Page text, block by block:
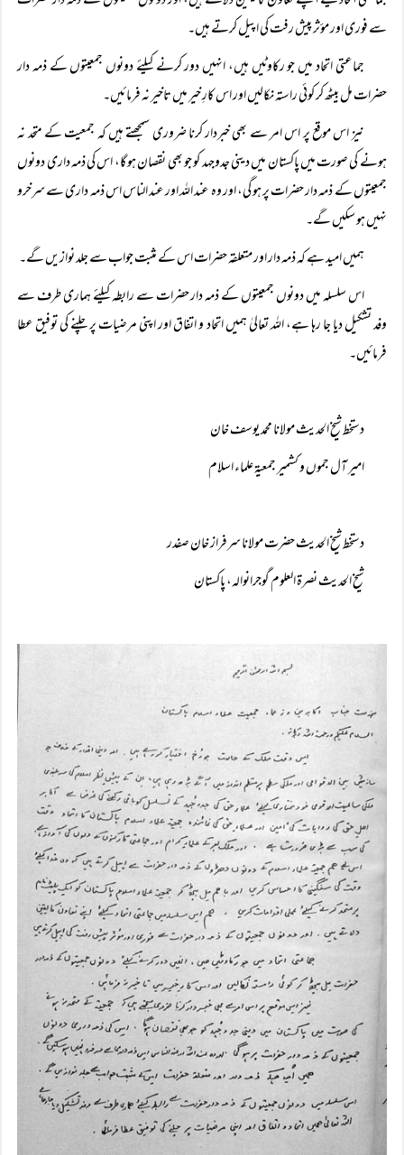
سے فوری اور مؤثر پیش رفت کی اپیل کرتے ہیں۔
جماعتی اتحاد میں جو رکاوٹیں ہیں، انہیں دور کرنے کیلئے دونوں جمعیتوں کے ذمہ دار
حضرات مل بیٹھ کر کوئی راستہ نکالیں اور اس کارِ خیر میں تاخیر نہ فرمائیں۔
نیز اس موقع پر اس امر سے بھی خبردار کرنا ضروری سمجھتے ہیں کہ جمعیت کے متحد نہ
ہونے کی صورت میں پاکستان میں دینی جدوجہد کو جو بھی نقصان ہو گا، اس کی ذمہ داری دونوں
جمعیتوں کے ذمہ دار حضرات پر ہو گی، اور وہ عند اللہ اور عند الناس اس ذمہ داری سے سرخرو
نہیں ہو سکیں گے۔
ہمیں امید ہے کہ ذمہ دار اور متعلقہ حضرات اس کے مثبت جواب سے جلد نوازیں گے۔
اس سلسلہ میں دونوں جمعیتوں کے ذمہ دار حضرات سے رابطہ کیلئے ہماری طرف سے
وفد تشکیل دیا جا رہا ہے، اللہ تعالیٰ ہمیں اتحاد و اتفاق اور اپنی مرضیات پر چلنے کی توفیق عطا
فرمائیں۔
دستخط شیخ الحدیث مولانا محمد یوسف خان
امیر آل جموں و کشمیر جمعیۃ علماء اسلام
دستخط شیخ الحدیث حضرت مولانا سرفراز خان صفدر
شیخ الحدیث نصرۃ العلوم گوجرانوالہ، پاکستان